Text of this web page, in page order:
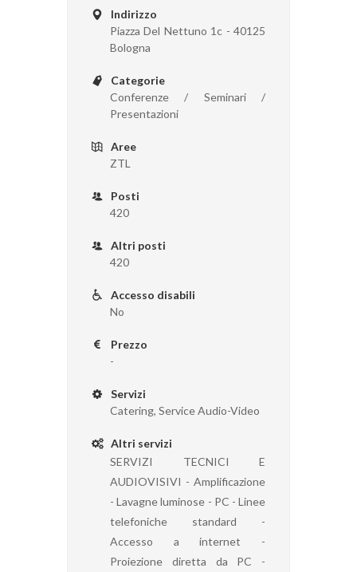
Indirizzo
Piazza Del Nettuno 1c - 40125
Bologna
Categorie
Conferenze / Seminari /
Presentazioni
Aree
ZTL
Posti
420
Altri posti
420
Accesso disabili
No
Prezzo
-
Servizi
Catering, Service Audio-Video
Altri servizi
SERVIZI TECNICI E
AUDIOVISIVI - Amplificazione
- Lavagne luminose - PC - Linee
telefoniche standard -
Accesso a internet -
Proiezione diretta da PC -